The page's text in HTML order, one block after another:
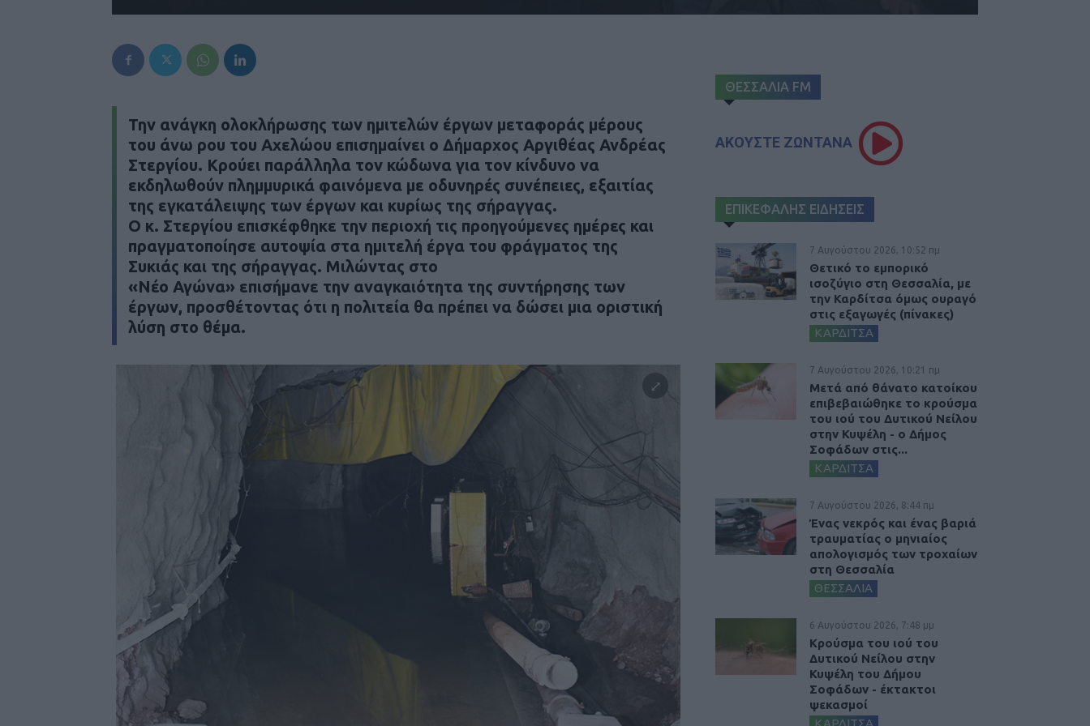
Την ανάγκη ολοκλήρωσης των ημιτελών έργων μεταφοράς μέρους
του άνω ρου του Αχελώου επισημαίνει ο Δήμαρχος Αργιθέας Ανδρέας
Στεργίου. Κρούει παράλληλα τον κώδωνα για τον κίνδυνο να
εκδηλωθούν πλημμυρικά φαινόμενα με οδυνηρές συνέπειες, εξαιτίας
της εγκατάλειψης των έργων και κυρίως της σήραγγας.
Ο κ. Στεργίου επισκέφθηκε την περιοχή τις προηγούμενες ημέρες και
πραγματοποίησε αυτοψία στα ημιτελή έργα του φράγματος της
Συκιάς και της σήραγγας. Μιλώντας στο
«Νέο Αγώνα» επισήμανε την αναγκαιότητα της συντήρησης των
έργων, προσθέτοντας ότι η πολιτεία θα πρέπει να δώσει μια οριστική
λύση στο θέμα.
ΘΕΣΣΑΛΙΑ FM
ΑΚΟΥΣΤΕ ΖΩΝΤΑΝΑ
ΕΠΙΚΕΦΑΛΗΣ ΕΙΔΗΣΕΙΣ
7 Αυγούστου 2026, 10:52 πμ
Θετικό το εμπορικό
ισοζύγιο στη Θεσσαλία, με
την Καρδίτσα όμως ουραγό
στις εξαγωγές (πίνακες)
ΚΑΡΔΙΤΣΑ
7 Αυγούστου 2026, 10:21 πμ
Μετά από θάνατο κατοίκου
επιβεβαιώθηκε το κρούσμα
του ιού του Δυτικού Νείλου
στην Κυψέλη - ο Δήμος
Σοφάδων στις...
ΚΑΡΔΙΤΣΑ
7 Αυγούστου 2026, 8:44 πμ
Ένας νεκρός και ένας βαριά
τραυματίας ο μηνιαίος
απολογισμός των τροχαίων
στη Θεσσαλία
ΘΕΣΣΑΛΙΑ
6 Αυγούστου 2026, 7:48 μμ
Κρούσμα του ιού του
Δυτικού Νείλου στην
Κυψέλη του Δήμου
Σοφάδων - έκτακτοι
ψεκασμοί